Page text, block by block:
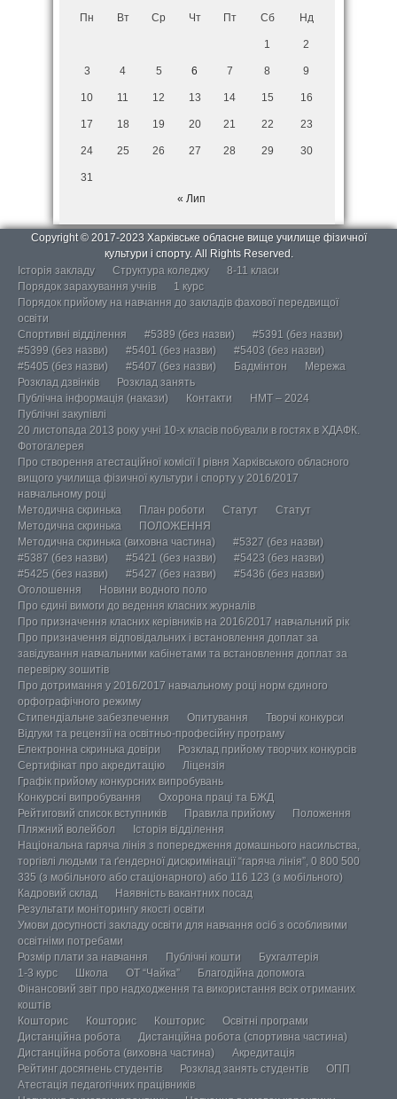
Пн Вт Ср Чт Пт Сб Нд
1 2
3 4 5 6 7 8 9
10 11 12 13 14 15 16
17 18 19 20 21 22 23
24 25 26 27 28 29 30
31
« Лип
Copyright © 2017-2023 Харківське обласне вище училище фізичної
культури і спорту. All Rights Reserved.
Історія закладу
Структура коледжу
8-11 класи
Порядок зарахування учнів
1 курс
Порядок прийому на навчання до закладів фахової передвищої
освіти
Спортивні відділення
#5389 (без назви)
#5391 (без назви)
#5399 (без назви)
#5401 (без назви)
#5403 (без назви)
#5405 (без назви)
#5407 (без назви) Бадмінтон
Мережа
Розклад дзвінків
Розклад занять
Публічна інформація (накази)
Контакти
НМТ – 2024
Публічні закупівлі
20 листопада 2013 року учні 10-х класів побували в гостях в ХДАФК.
Фотогалерея
Про створення атестаційної комісії І рівня Харківського обласного
вищого училища фізичної культури і спорту у 2016/2017
навчальному році
Методична скринька
План роботи Статут
Статут
Методична скринька
ПОЛОЖЕННЯ
Методична скринька (виховна частина)
#5327 (без назви)
#5387 (без назви)
#5421 (без назви)
#5423 (без назви)
#5425 (без назви)
#5427 (без назви)
#5436 (без назви)
Оголошення
Новини водного поло
Про єдині вимоги до ведення класних журналів
Про призначення класних керівників на 2016/2017 навчальний рік
Про призначення відповідальних і встановлення доплат за
завідування навчальними кабінетами та встановлення доплат за
перевірку зошитів
Про дотримання у 2016/2017 навчальному році норм єдиного
орфографічного режиму
Стипендіальне забезпечення
Опитування
Творчі конкурси
Відгуки та рецензії на освітньо-професійну програму
Електронна скринька довіри
Розклад прийому творчих конкурсів
Сертифікат про акредитацію
Ліцензія
Графік прийому конкурсних випробувань
Конкурсні випробування
Охорона праці та БЖД
Рейтиговий список вступників
Правила прийому
Положення
Пляжний волейбол
Історія відділення
Національна гаряча лінія з попередження домашнього насильства,
торгівлі людьми та ґендерної дискримінації “гаряча лінія”, 0 800 500
335 (з мобільного або стаціонарного) або 116 123 (з мобільного)
Кадровий склад
Наявність вакантних посад
Результати моніторингу якості освіти
Умови досупності закладу освіти для навчання осіб з особливими
освітніми потребами
Розмір плати за навчання
Публічні кошти
Бухгалтерія
1-3 курс
Школа ОТ “Чайка”
Благодійна допомога
Фінансовий звіт про надходження та використання всіх отриманих
коштів
Кошторис
Кошторис Кошторис
Освітні програми
Дистанційна робота
Дистанційна робота (спортивна частина)
Дистанційна робота (виховна частина)
Акредитація
Рейтинг досягнень студентів
Розклад занять студентів
ОПП
Атестація педагогічних працівників